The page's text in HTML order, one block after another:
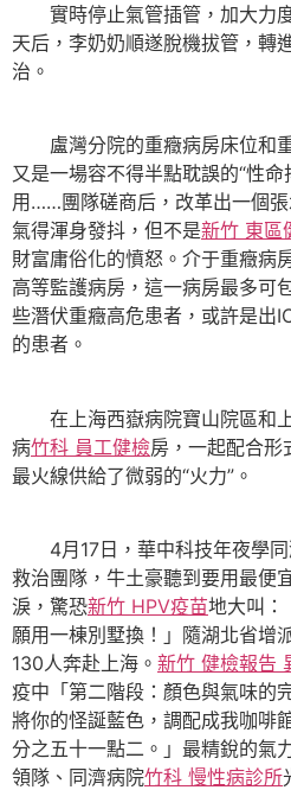
實時停止氣管插管，加大力
天后，李奶奶順遂脫機拔管，轉
治。
盧灣分院的重癥病房床位和
又是一場容不得半點耽誤的“性
用……團隊磋商后，改革出一個張
氣得渾身發抖，但不是新竹 東區
財富庸俗化的憤怒。介于重癥病
高等監護病房，這一病房最多可
些潛伏重癥高危患者，或許是出
的患者。
在上海西嶽病院寶山院區和
病竹科 員工健檢房，一起配合形
最火線供給了微弱的“火力”。
4月17日，華中科技年夜學同
救治團隊，牛土豪聽到要用最便
淚，驚恐新竹 HPV疫苗地大叫：
願用一棟別墅換！」隨湖北省增
130人奔赴上海。 新竹 健檢報告
疫中「第二階段：顏色與氣味的
將你的怪誕藍色，調配成我咖啡
分之五十一點二。」最精銳的氣
領隊、同濟病院竹科 慢性病診所